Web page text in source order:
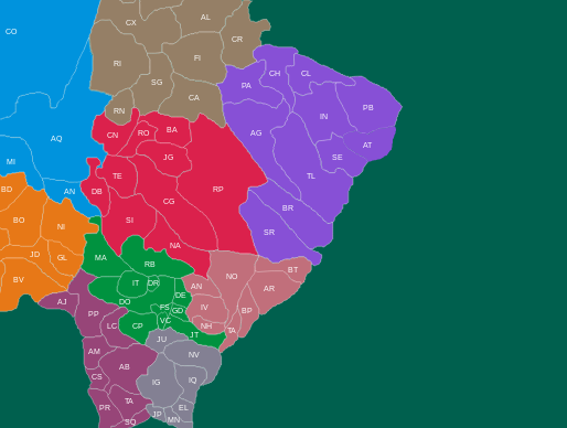
CO
AQ
MI
AN
CX
RI
AL
CR
FI
SG
BA
CA
PA
CH CL
PB
SE
TL
AG
BR
SR
BT
AR
RP
RO
JG
CG
SI
NA
TA
NH
JT
RB
MA
IT
DR
DO
CP
JU
NV
IQ
EL
BD
BO
NI
JD
BV
PP
AJ
LC
AM
AB
JP
DB
TE
CS
PR
TA
SQ
IG
MN
IN
NO
BP
RN
CN
GL
AN
IV
FS
VC
GD
DE
AT